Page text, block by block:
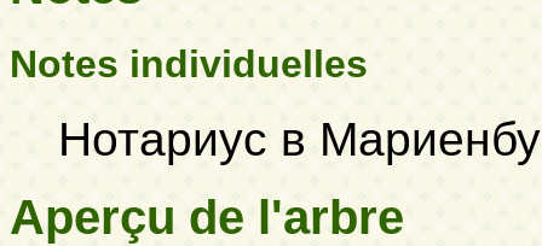
Notes individuelles
Нотариус в
Aperçu de l'arbre